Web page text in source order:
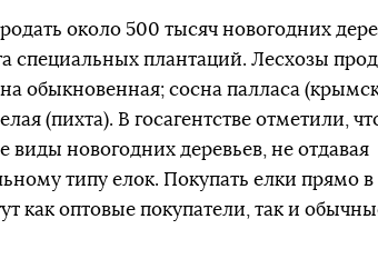
около 500 тысяч новогодних
специальных плантаций. Лесхозы
обыкновенная; сосна палласа
(пихта). В госагентстве отметили,
новогодних деревьев, не отдавая
типу елок. Покупать елки прямо в
как оптовые покупатели, так и